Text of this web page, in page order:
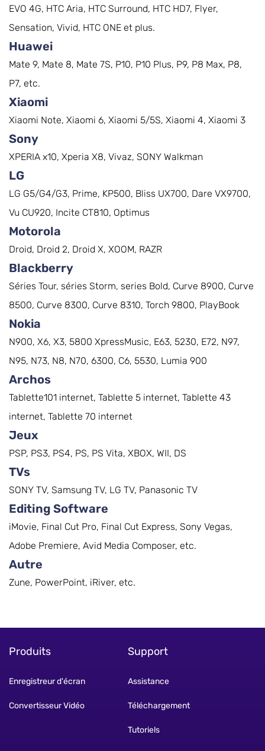
EVO 4G, HTC Aria, HTC Surround, HTC HD7, Flyer,
Sensation, Vivid, HTC ONE et plus.
Huawei
Mate 9, Mate 8, Mate 7S, P10, P10 Plus, P9, P8 Max, P8,
P7, etc.
Xiaomi
Xiaomi Note, Xiaomi 6, Xiaomi 5/5S, Xiaomi 4, Xiaomi 3
Sony
XPERIA x10, Xperia X8, Vivaz, SONY Walkman
LG
LG G5/G4/G3, Prime, KP500, Bliss UX700, Dare VX9700,
Vu CU920, Incite CT810, Optimus
Motorola
Droid, Droid 2, Droid X, XOOM, RAZR
Blackberry
Séries Tour, séries Storm, series Bold, Curve 8900, Curve
8500, Curve 8300, Curve 8310, Torch 9800, PlayBook
Nokia
N900, X6, X3, 5800 XpressMusic, E63, 5230, E72, N97,
N95, N73, N8, N70, 6300, C6, 5530, Lumia 900
Archos
Tablette101 internet, Tablette 5 internet, Tablette 43
internet, Tablette 70 internet
Jeux
PSP, PS3, PS4, PS, PS Vita, XBOX, WII, DS
TVs
SONY TV, Samsung TV, LG TV, Panasonic TV
Editing Software
iMovie, Final Cut Pro, Final Cut Express, Sony Vegas,
Adobe Premiere, Avid Media Composer, etc.
Autre
Zune, PowerPoint, iRiver, etc.
Produits
Enregistreur d'écran
Convertisseur Vidéo
Support
Assistance
Téléchargement
Tutoriels